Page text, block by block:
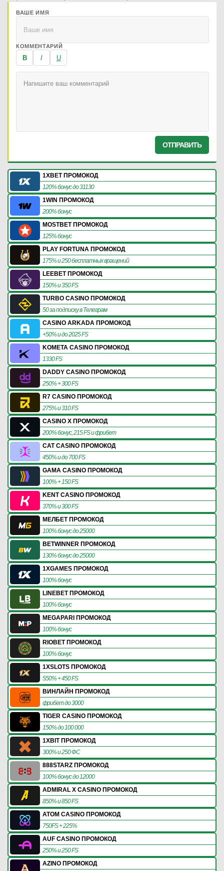
ВАШЕ ИМЯ
КОММЕНТАРИЙ
B I U
ОТПРАВИТЬ
1XBET ПРОМОКОД
120% бонус до 31130
1WIN ПРОМОКОД
200% бонус
MOSTBET ПРОМОКОД
125% бонус
PLAY FORTUNA ПРОМОКОД
175% и 250 бесплатных вращений
LEEBET ПРОМОКОД
150% и 350 FS
TURBO CASINO ПРОМОКОД
50 за подписку в Телеграм
CASINO ARKADA ПРОМОКОД
+50% и до 2025 FS
KOMETA CASINO ПРОМОКОД
1330 FS
DADDY CASINO ПРОМОКОД
250% + 300 FS
R7 CASINO ПРОМОКОД
275% и 310 FS
CASINO X ПРОМОКОД
200% бонус, 215 FS и фрибет
CAT CASINO ПРОМОКОД
450% и до 700 FS
GAMA CASINO ПРОМОКОД
100% + 150 FS
KENT CASINO ПРОМОКОД
370% и 300 FS
МЕЛБЕТ ПРОМОКОД
100% бонус до 25000
BETWINNER ПРОМОКОД
130% бонус до 25000
1XGAMES ПРОМОКОД
100% бонус
LINEBET ПРОМОКОД
100% бонус
MEGAPARI ПРОМОКОД
100% бонус
RIOBET ПРОМОКОД
100% бонус
1XSLOTS ПРОМОКОД
550% + 450 FS
ВИНЛАЙН ПРОМОКОД
фрибет до 3000
TIGER CASINO ПРОМОКОД
150% до 100 000
1XBIT ПРОМОКОД
300% и 250 ФС
888STARZ ПРОМОКОД
100% бонус до 12000
ADMIRAL X CASINO ПРОМОКОД
850% и 850 FS
ATOM CASINO ПРОМОКОД
750FS + 225%
AUF CASINO ПРОМОКОД
250% и 250 FS
AZINO ПРОМОКОД